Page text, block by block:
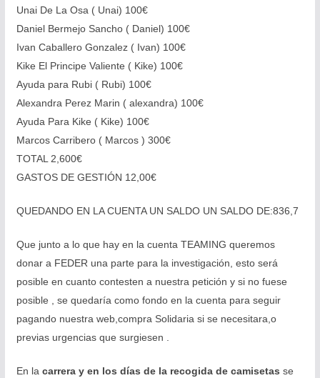
Unai De La Osa ( Unai) 100€
Daniel Bermejo Sancho ( Daniel) 100€
Ivan Caballero Gonzalez ( Ivan) 100€
Kike El Principe Valiente ( Kike) 100€
Ayuda para Rubi ( Rubi) 100€
Alexandra Perez Marin ( alexandra) 100€
Ayuda Para Kike ( Kike) 100€
Marcos Carribero ( Marcos ) 300€
TOTAL 2,600€
GASTOS DE GESTIÓN 12,00€
QUEDANDO EN LA CUENTA UN SALDO UN SALDO DE:836,7
Que junto a lo que hay en la cuenta TEAMING queremos
donar a FEDER una parte para la investigación, esto será
posible en cuanto contesten a nuestra petición y si no fuese
posible , se quedaría como fondo en la cuenta para seguir
pagando nuestra web,compra Solidaria si se necesitara,o
previas urgencias que surgiesen .
En la carrera y en los días de la recogida de camisetas se